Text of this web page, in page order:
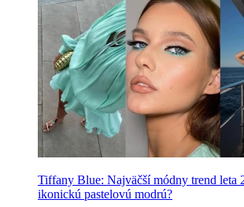
Tiffany Blue: Najväčší módny trend leta
ikonickú pastelovú modrú?